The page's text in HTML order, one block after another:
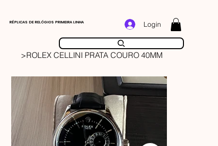
RÉPLICAS DE RELÓGIOS PRIMEIRA LINHA Login
>ROLEX CELLINI PRATA COURO 40MM